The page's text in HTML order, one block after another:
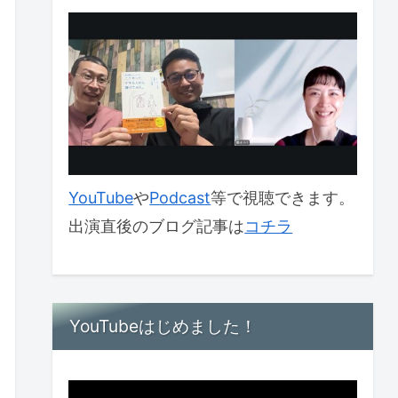
YouTubeやPodcast等で視聴できます。
出演直後のブログ記事はコチラ
YouTubeはじめました！